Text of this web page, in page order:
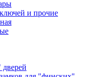
и прочие